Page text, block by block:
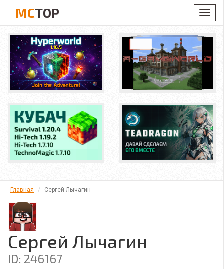
MCTOP
Главная Сергей Лычагин
Сергей Лычагин
ID: 246167